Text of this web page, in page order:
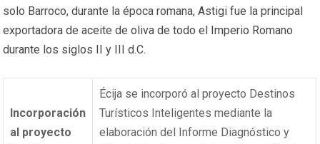
solo Barroco, durante la época romana, Astigi fue la principal
exportadora de aceite de oliva de todo el Imperio Romano
durante los siglos II y III d.C.
Incorporación
al proyecto
Écija se incorporó al proyecto Destinos
Turísticos Inteligentes mediante la
elaboración del Informe Diagnóstico y